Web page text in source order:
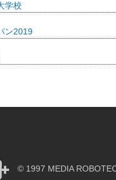
学校
ン2019
© 1997 MEDIA